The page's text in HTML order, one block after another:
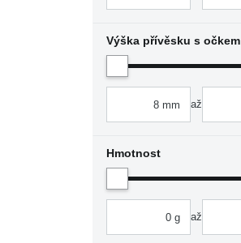
Výška přívěsku s očkem
až
Hmotnost
až